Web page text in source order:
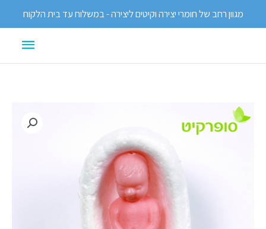
מגוון רחב של חומרי יצירה וקיטים ליצירה - במשלוח עד בית הלקוח